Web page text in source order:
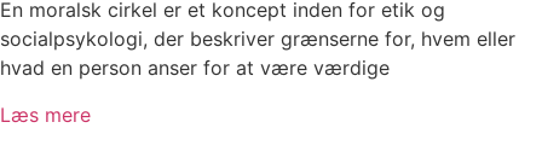
En moralsk cirkel er et koncept inden for etik og
socialpsykologi, der beskriver grænserne for, hvem eller
hvad en person anser for at være værdige
Læs mere